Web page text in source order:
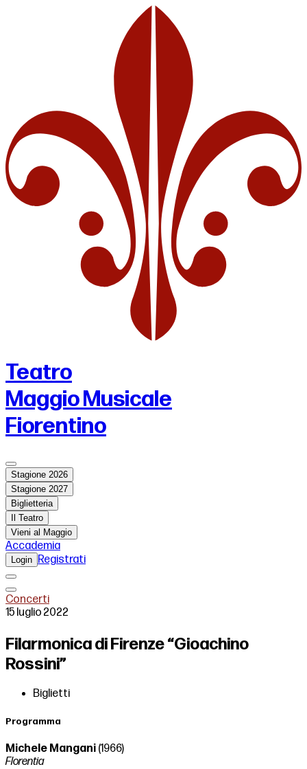
Teatro
Maggio Musicale
Fiorentino
Stagione 2026
Stagione 2027
Biglietteria
Il Teatro
Vieni al Maggio
Accademia
Login Registrati
Concerti
15 luglio 2022
Filarmonica di Firenze “Gioachino
Rossini”
Biglietti
Programma
Michele Mangani (1966)
Florentia